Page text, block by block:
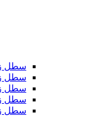
سطل
سطل
سطل
سطل
سطل